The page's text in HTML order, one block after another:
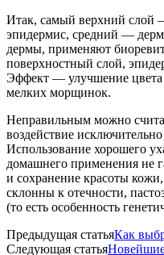
Итак, самый верхний
эпидермис, средний —
дермы, применяют
поверхностный слой,
Эффект — улучшение цвета
мелких морщинок.
Неправильным можно
воздействие
Использование хорошего
домашнего применения не
и сохранение красоты
склонны к отечности,
(то есть особенность
Предыдущая статьяКак
Следующая статья